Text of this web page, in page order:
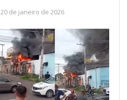
20 de janeiro de 2026